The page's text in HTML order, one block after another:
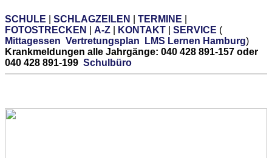
SCHULE SCHLAGZEILEN TERMINE
FOTOSTRECKEN
A-Z KONTAKT SERVICE (
Mittagessen Vertretungsplan LMS Lernen Hamburg)
Krankmeldungen alle Jahrgänge: 040 428 891-157 oder
040 428 891-199 Schulbüro